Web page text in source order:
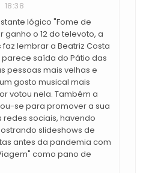
18:38
lógico "Fome de
ganho o 12 do televoto, a
faz lembrar a Beatriz Costa
saída do Pátio das
pessoas mais velhas e
gosto musical mais
votou nela. Também a
se para promover a sua
redes sociais, havendo
slideshows de
antes da pandemia com
como pano de